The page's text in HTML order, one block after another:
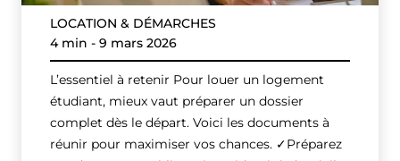
LOCATION & DÉMARCHES
4 min - 9 mars 2026
L’essentiel à retenir Pour louer un logement
étudiant, mieux vaut préparer un dossier
complet dès le départ. Voici les documents à
réunir pour maximiser vos chances. ✓Préparez